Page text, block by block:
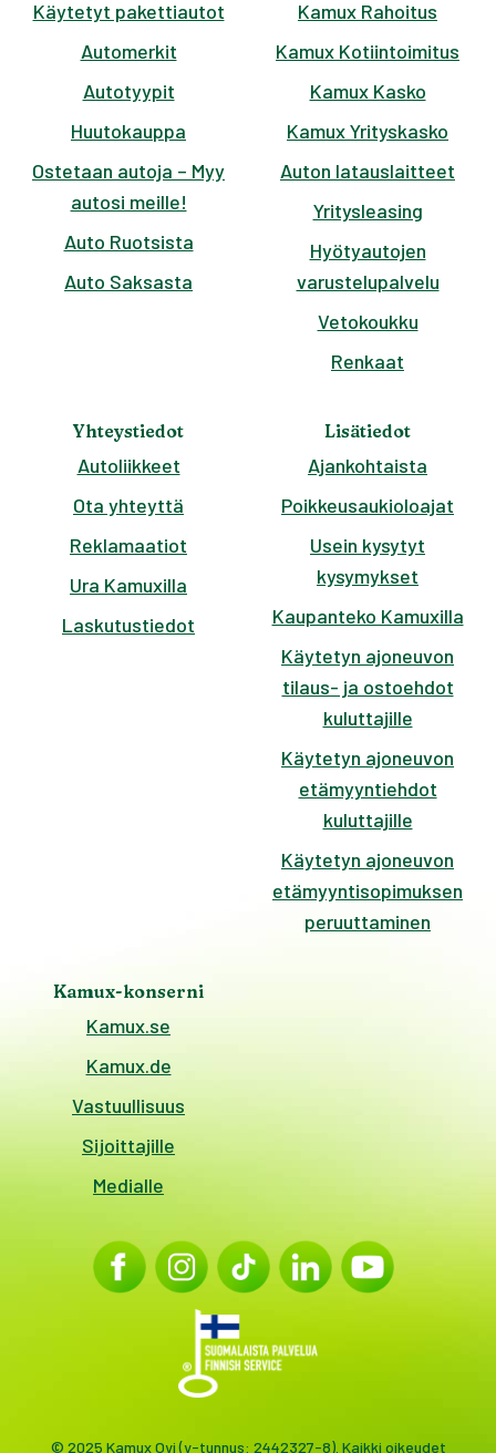
Käytetyt pakettiautot
Automerkit
Autotyypit
Huutokauppa
Ostetaan autoja – Myy
autosi meille!
Auto Ruotsista
Auto Saksasta
Kamux Rahoitus
Kamux Kotiintoimitus
Kamux Kasko
Kamux Yrityskasko
Auton latauslaitteet
Yritysleasing
Hyötyautojen
varustelupalvelu
Vetokoukku
Renkaat
Yhteystiedot
Autoliikkeet
Ota yhteyttä
Reklamaatiot
Ura Kamuxilla
Laskutustiedot
Lisätiedot
Ajankohtaista
Poikkeusaukioloajat
Usein kysytyt
kysymykset
Kaupanteko Kamuxilla
Käytetyn ajoneuvon
tilaus- ja ostoehdot
kuluttajille
Käytetyn ajoneuvon
etämyyntiehdot
kuluttajille
Käytetyn ajoneuvon
etämyyntisopimuksen
peruuttaminen
Kamux-konserni
Kamux.se
Kamux.de
Vastuullisuus
Sijoittajille
Medialle
© 2025 Kamux Oyj (y-tunnus: 2442327-8). Kaikki oikeudet